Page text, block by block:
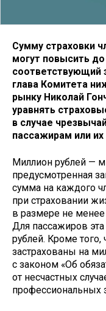
Сумму страховки
могут повысить
соответствующий
глава Комитета
рынку Николай
уравнять
в случае
пассажирам или
Миллион рублей —
предусмотренная
сумма на каждого
при страховании
в размере не
Для пассажиров
рублей. Кроме
застрахованы на
с законом «Об
от несчастных
профессиональных